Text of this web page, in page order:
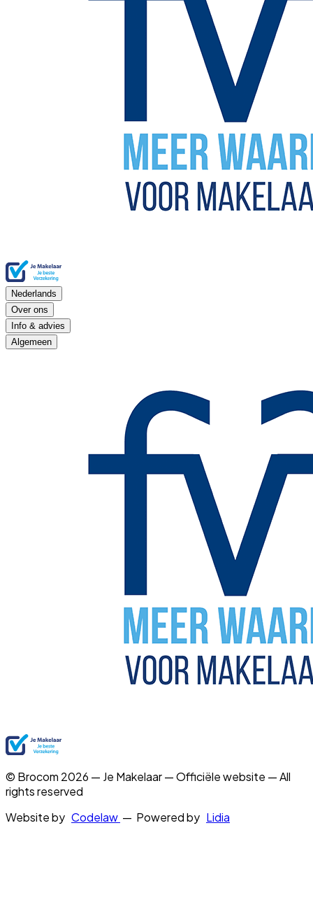
Nederlands
Over ons
Info & advies
Algemeen
© Brocom 2026 — Je Makelaar — Officiële website — All
rights reserved
Website by Codelaw — Powered by Lidia